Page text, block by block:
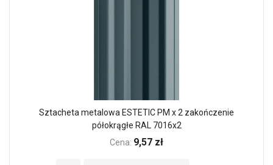
Sztacheta metalowa ESTETIC PM x 2 zakończenie
półokrągłe RAL 7016x2
Cena: 9,57 zł